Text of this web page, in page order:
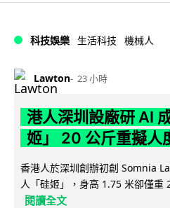
科技娛樂 生活科技 機械人
Lawton 23 小時
港人深圳設廠研 AI
姬」 20 公斤重擬人
香港人於深圳創辦初創 Somnia
人「硅姬」，身高 1.75 米卻僅重
閱讀全文